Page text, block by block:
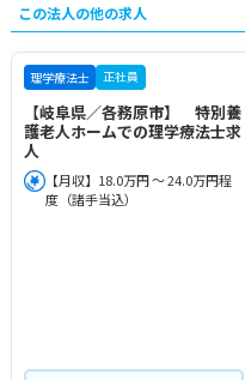
この法人の他の求人
理学療法士 正社員
【岐阜県／各務原市】 特別養
護老人ホームでの理学療法士求
人
【月収】18.0万円 ～ 24.0万円程
度（諸手当込）